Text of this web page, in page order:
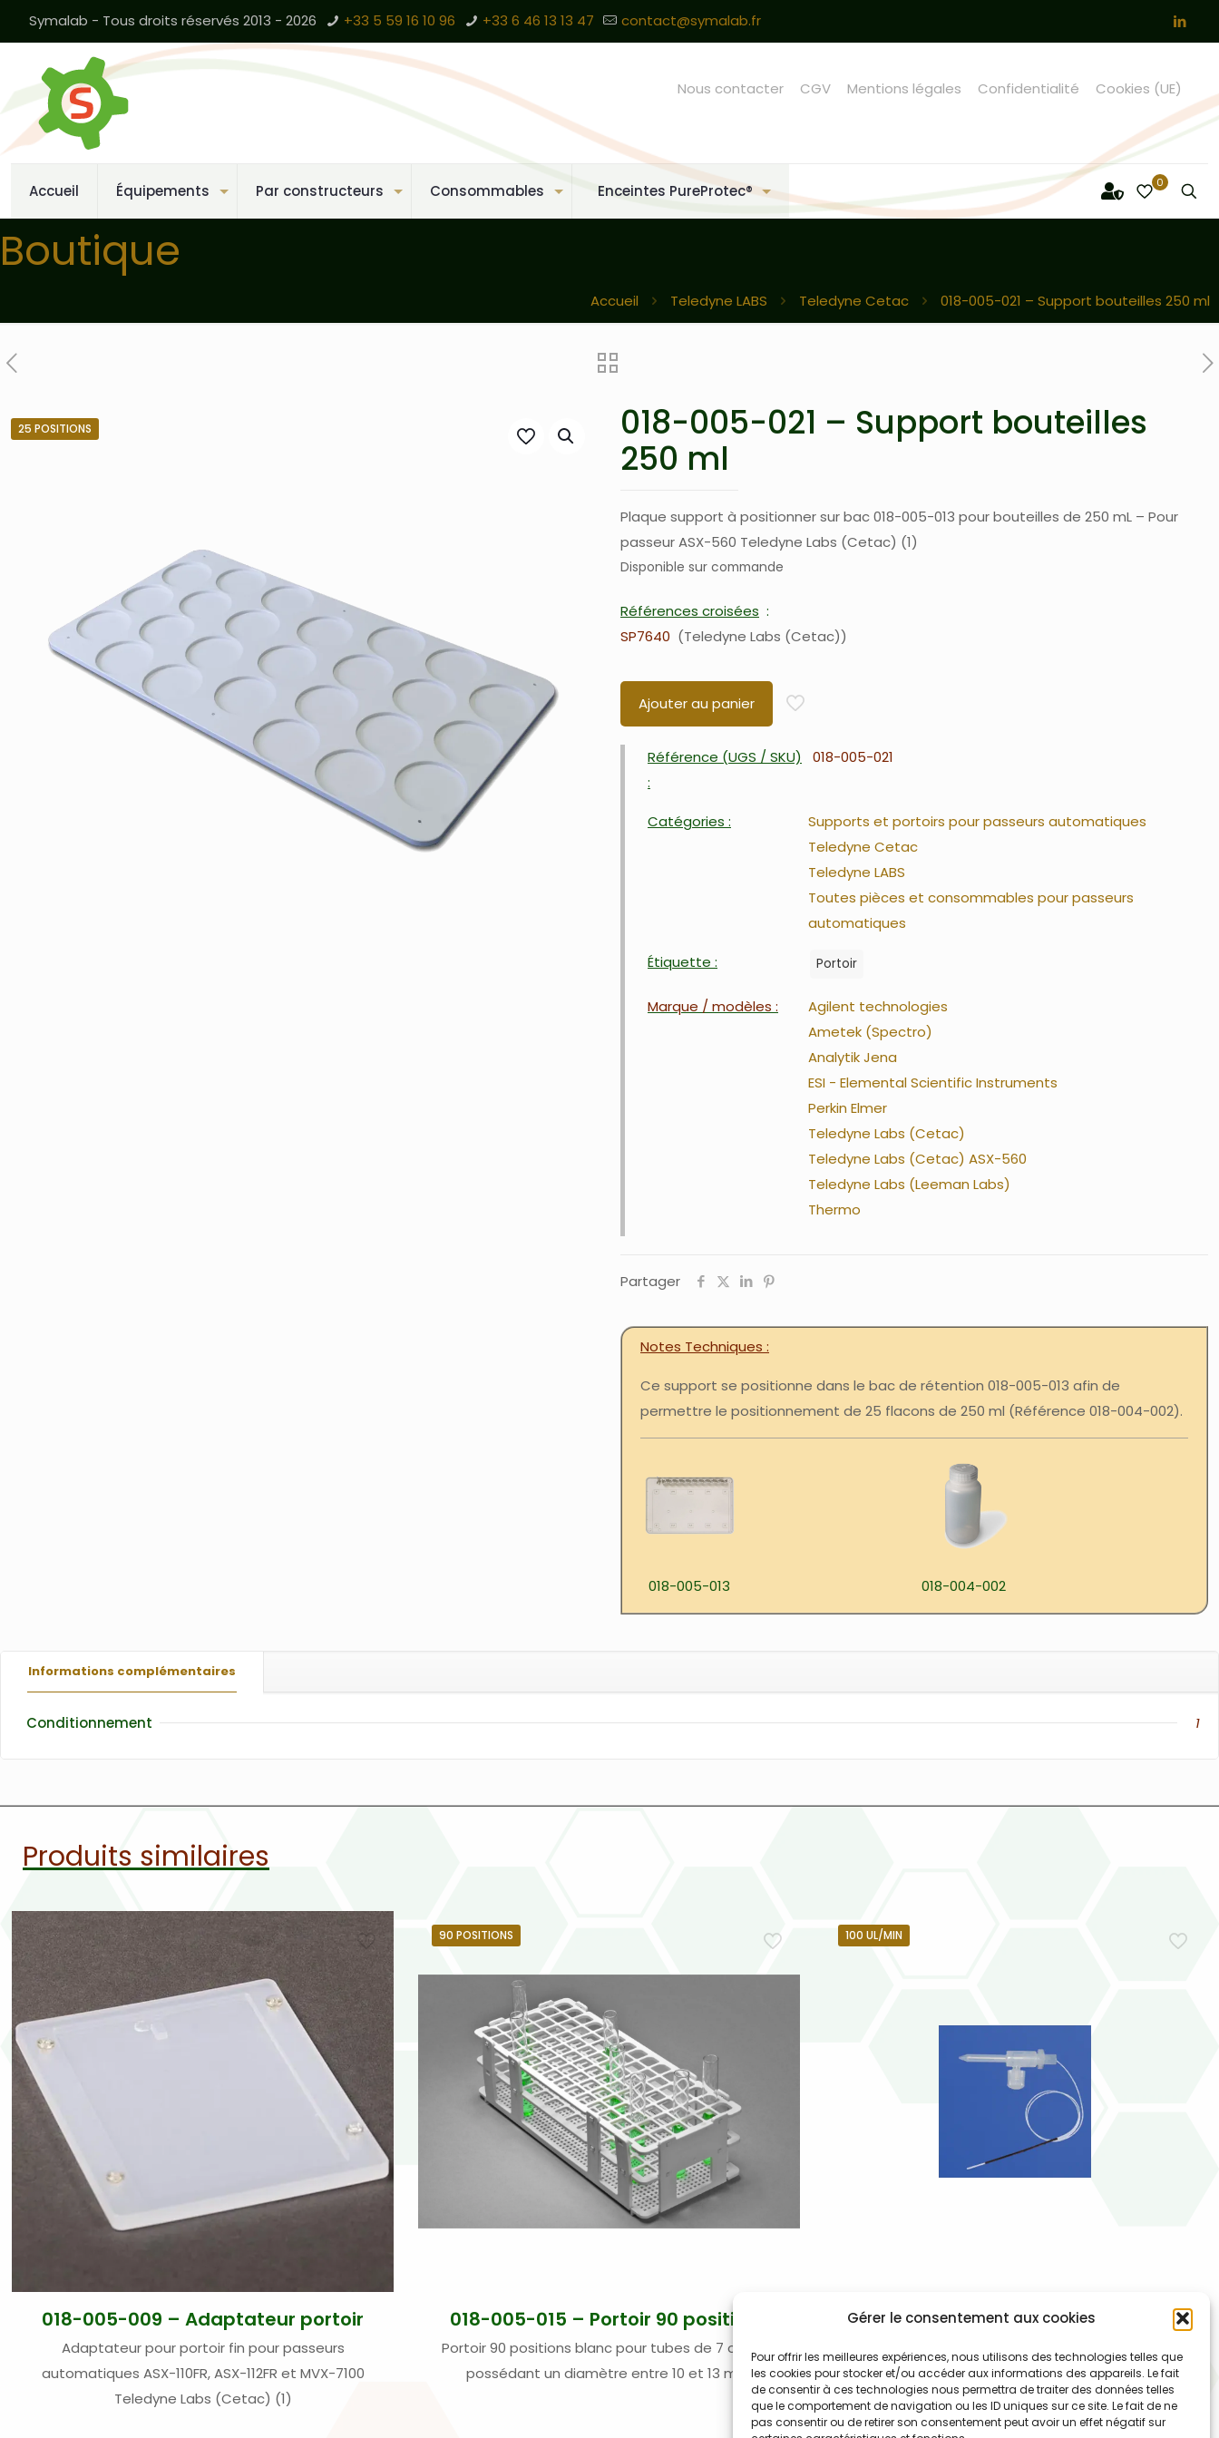
Gérer le consentement aux cookies
Pour offrir les meilleures expériences, nous utilisons des technologies telles que
les cookies pour stocker et/ou accéder aux informations des appareils. Le fait
de consentir à ces technologies nous permettra de traiter des données telles
que le comportement de navigation ou les ID uniques sur ce site. Le fait de ne
pas consentir ou de retirer son consentement peut avoir un effet négatif sur
Symalab - Tous droits réservés 2013 - 2026 +33 5 59 16 10 96 +33 6 46 13 13 47 contact@symalab.fr
Accueil Équipements Par constructeurs Consommables Enceintes PureProtec®
Nous contacter CGV Mentions légales Confidentialité Cookies (UE)
0
Boutique
Accueil Teledyne LABS Teledyne Cetac 018-005-021 – Support bouteilles 250 ml
25 POSITIONS
018-005-021 – Support bouteilles
250 ml
Plaque support à positionner sur bac 018-005-013 pour bouteilles de 250 mL – Pour
passeur ASX-560 Teledyne Labs (Cetac) (1)
Disponible sur commande
Références croisées
SP7640
Teledyne Labs (Cetac)
Ajouter au panier
Référence (UGS / SKU)
:
018-005-021
Catégories :
Supports et portoirs pour passeurs automatiques
Teledyne Cetac
Teledyne LABS
Toutes pièces et consommables pour passeurs
automatiques
Étiquette : Portoir
Marque / modèles :
Agilent technologies
Ametek (Spectro)
Analytik Jena
ESI - Elemental Scientific Instruments
Perkin Elmer
Teledyne Labs (Cetac)
Teledyne Labs (Cetac) ASX-560
Teledyne Labs (Leeman Labs)
Thermo
Partager
Notes Techniques
Ce support se positionne dans le bac de rétention 018-005-013 afin de
permettre le positionnement de 25 flacons de 250 ml (Référence 018-004-002).
018-005-013 018-004-002
Informations complémentaires
Conditionnement 1
Produits similaires
018-005-009 – Adaptateur portoir
Adaptateur pour portoir fin pour passeurs
automatiques ASX-110FR, ASX-112FR et MVX-7100
Teledyne Labs (Cetac) (1)
90 POSITIONS
018-005-015 – Portoir 90 positions
Portoir 90 positions blanc pour tubes de 7 ou 8 ml
possédant un diamètre entre 10 et 13 mm
100 UL/MIN
003-001-097 – Nébuliseur CFlow C100
désolvateur
Nébuliseur micro-concentrique C-flow en PFA C100 – 115
µl/min ± 17 µl/min avec aiguille de prélèvement DE 3,2
mm pour passeur CETAC ASX 110/112 et ligne de